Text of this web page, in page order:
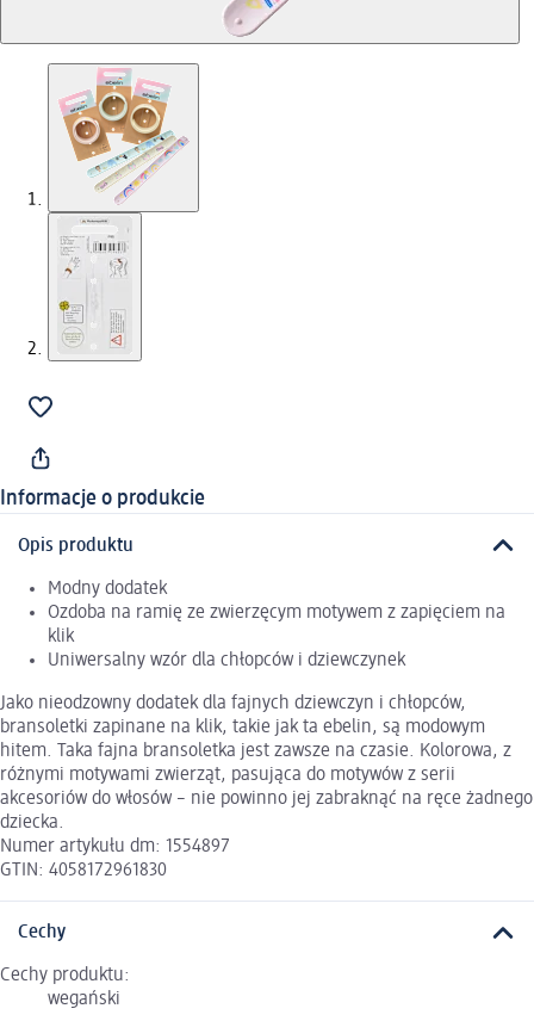
Informacje o produkcie
Opis produktu
Modny dodatek
Ozdoba na ramię ze zwierzęcym motywem z zapięciem na
klik
Uniwersalny wzór dla chłopców i dziewczynek
Jako nieodzowny dodatek dla fajnych dziewczyn i chłopców,
bransoletki zapinane na klik, takie jak ta ebelin, są modowym
hitem. Taka fajna bransoletka jest zawsze na czasie. Kolorowa, z
różnymi motywami zwierząt, pasująca do motywów z serii
akcesoriów do włosów – nie powinno jej zabraknąć na ręce żadnego
dziecka.
Numer artykułu dm: 1554897
GTIN: 4058172961830
Cechy
Cechy produktu:
wegański